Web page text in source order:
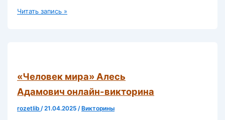
«Подвиг
Читать запись »
«Человек мира» Алесь
Адамович онлайн-викторина
rozetlib/21.04.2025/ Викторины